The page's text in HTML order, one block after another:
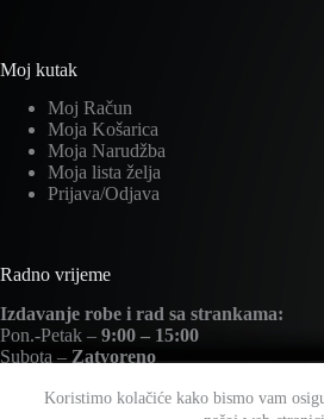
Koristimo kolačiće kako bismo vam
Moj kutak
Moj Račun
Moja Košarica
Moja Narudžba
Moja lista želja
Prijava/Odjava
Radno vrijeme
Izdavanje robe i rad sa strankama:
Pon.-Petak – 9:00 – 15:00
Subota – Zatvoreno